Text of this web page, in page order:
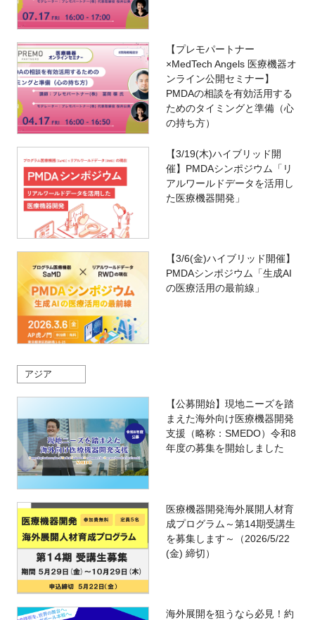
【プレモパートナー
×MedTech Angels 医療機器オ
ンライン公開セミナー】
PMDAの相談を有効活用する
ためのタイミングと準備（心
の持ち方）
【3/19(木)ハイブリッド開
催】PMDAシンポジウム「リ
アルワールドデータを活用し
た医療機器開発」
【3/6(金)ハイブリッド開催】
PMDAシンポジウム「生成AI
の医療活用の最前線」
アジア
【公募開始】現地ニーズを踏
まえた海外向け医療機器開発
支援（略称：SMEDO）令和8
年度の募集を開始しました
医療機器開発海外展開人材育
成プログラム～第14期受講生
を募集します～（2026/5/22
(金) 締切）
海外展開を狙うなら必見！約